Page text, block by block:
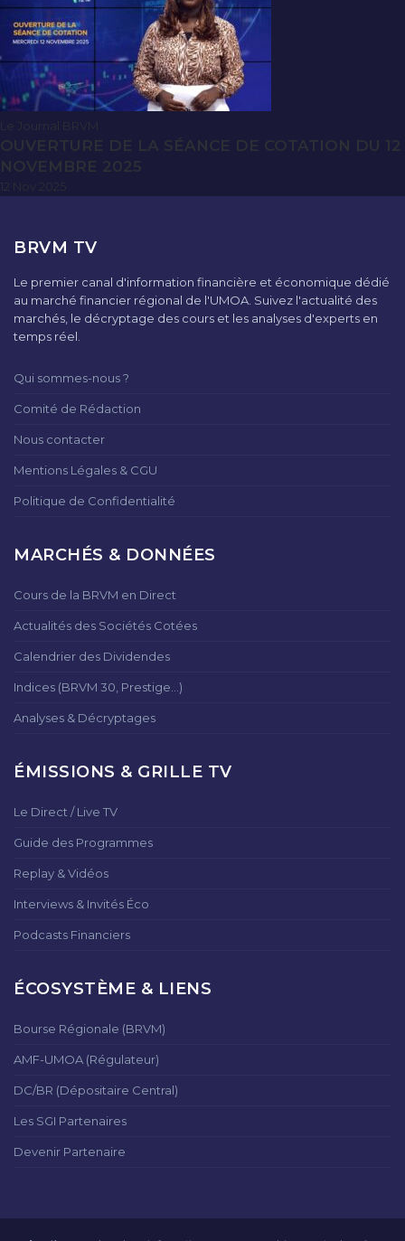
Le Journal BRVM
OUVERTURE DE LA SÉANCE DE COTATION DU 12
NOVEMBRE 2025
BRVM TV
Le premier canal d'information financière et économique dédié
au marché financier régional de l'UMOA. Suivez l'actualité des
marchés, le décryptage des cours et les analyses d'experts en
temps réel.
Qui sommes-nous ?
Comité de Rédaction
Nous contacter
Mentions Légales & CGU
Politique de Confidentialité
MARCHÉS & DONNÉES
Cours de la BRVM en Direct
Actualités des Sociétés Cotées
Calendrier des Dividendes
Indices (BRVM 30, Prestige...)
Analyses & Décryptages
ÉMISSIONS & GRILLE TV
Le Direct / Live TV
Guide des Programmes
Replay & Vidéos
Interviews & Invités Éco
Podcasts Financiers
ÉCOSYSTÈME & LIENS
Bourse Régionale (BRVM)
AMF-UMOA (Régulateur)
DC/BR (Dépositaire Central)
Les SGI Partenaires
Devenir Partenaire